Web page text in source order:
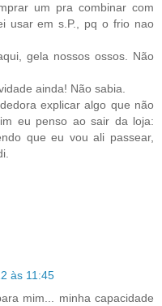
um pra combinar com
usar em s.P., pq o frio nao
gela nossos ossos. Não
ainda! Não sabia.
explicar algo que não
eu penso ao sair da loja:
que eu vou ali passear,
às 11:45
mim... minha capacidade